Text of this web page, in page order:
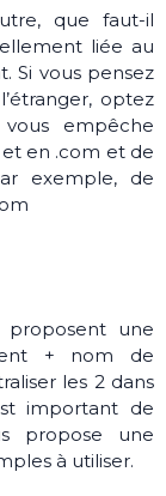
que faut-il
liée au
Si vous pensez
optez
empêche
en .com et de
exemple, de
proposent une
+ nom de
les 2 dans
important de
propose une
à utiliser.